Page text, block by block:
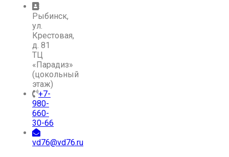
Рыбинск,
ул.
Крестовая,
д. 81
ТЦ
«Парадиз»
(цокольный
этаж)
+7-
980-
660-
30-66
vd76@vd76.ru